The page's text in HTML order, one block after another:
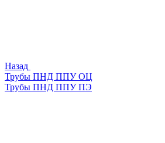
Назад
Трубы ПНД ППУ ОЦ
Трубы ПНД ППУ ПЭ